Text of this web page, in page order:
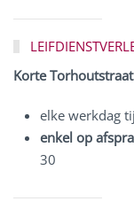
Korte
elke werkdag
enkel op
30